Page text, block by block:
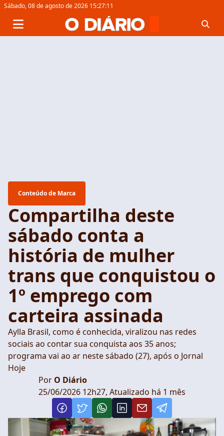
Sábado,08 de agosto de 2026 15:27:12
Conteúdo de Marca
Compartilha deste
sábado conta a
história de mulher
trans que conquistou o
1º emprego com
carteira assinada
Aylla Brasil, como é conhecida, viralizou nas redes
sociais ao contar sua conquista aos 35 anos;
programa vai ao ar neste sábado (27), após o Jornal
Hoje
Por O Diário
25/06/2026 12h27, Atualizado há 1 mês